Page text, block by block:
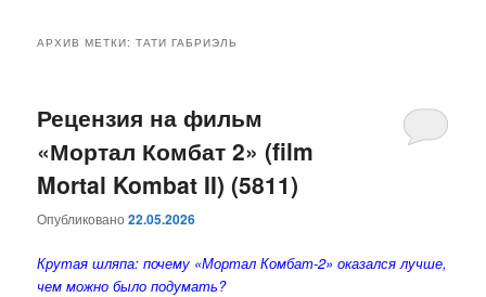
основному
содержимому
дополнительному
содержимому
АРХИВ МЕТКИ:ТАТИ ГАБРИЭЛЬ
Рецензия на фильм
«Мортал Комбат 2» (film
Mortal Kombat II) (5811)
Опубликовано22.05.2026
Крутая шляпа: почему «Мортал Комбат-2» оказался лучше,
чем можно было подумать?